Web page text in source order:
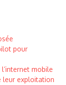
pour
mobile
leur exploitation